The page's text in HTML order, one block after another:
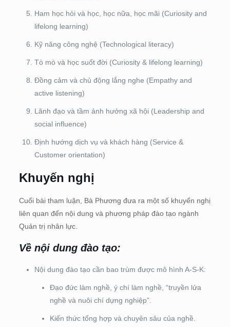
Ham học hỏi và học, học nữa, học mãi (Curiosity and
lifelong learning)
Kỹ năng công nghệ (Technological literacy)
Tò mò và học suốt đời (Curiosity & lifelong learning)
Đồng cảm và chủ động lắng nghe (Empathy and
active listening)
Lãnh đạo và tầm ảnh hưởng xã hội (Leadership and
social influence)
Định hướng dịch vụ và khách hàng (Service &
Customer orientation)
Khuyến nghị
Cuối bài tham luận, Bà Phương đưa ra một số khuyến nghị
liên quan đến nội dung và phương pháp đào tạo ngành
Quản trị nhân lực.
Về nội dung đào tạo:
Nội dung đào tạo cần bao trùm được mô hình A-S-K:
Đạo đức làm nghề, ý chí làm nghề, “truyền lửa
nghề và nuôi chí dựng nghiệp”.
Kiến thức tổng hợp và chuyên sâu của nghề.